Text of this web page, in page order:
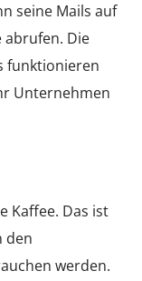
seine Mails auf
Die
funktionieren
Unternehmen
Kaffee. Das ist
den
werden.